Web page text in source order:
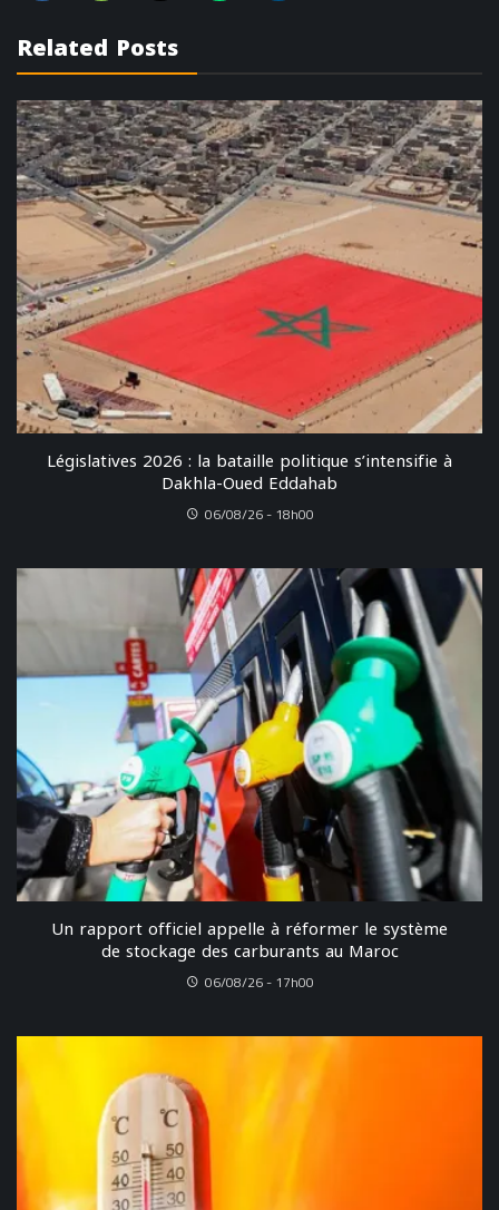
Related Posts
Législatives 2026 : la bataille politique s’intensifie à
Dakhla-Oued Eddahab
06/08/26 - 18h00
Un rapport officiel appelle à réformer le système
de stockage des carburants au Maroc
06/08/26 - 17h00